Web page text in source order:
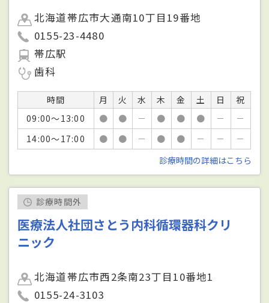
北海道帯広市大通南10丁目19番地
0155-23-4480
帯広駅
歯科
時間 月 火 水 木 金 土 日
祝
09:00～13:00
● ● － ● ● ● －
－
14:00～17:00
● ● － ● ● － －
－
診療時間の詳細はこちら
診療時間外
医療法人社団さとう内科循環器科クリ
ニック
北海道帯広市西2条南23丁目10番地1
0155-24-3103